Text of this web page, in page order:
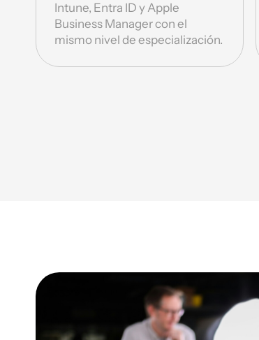
Intune, Entra ID y Apple
Business Manager con el
mismo nivel de especialización.